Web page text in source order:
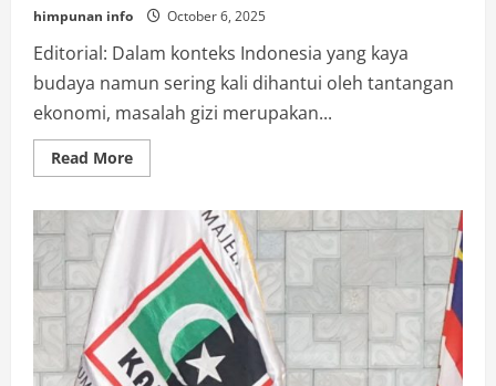
himpunan info October 6, 2025
Editorial: Dalam konteks Indonesia yang kaya
budaya namun sering kali dihantui oleh tantangan
ekonomi, masalah gizi merupakan...
Read MoreRead
more
Mulia,Kesalahan
Teknis
Segera
diPerbaiki